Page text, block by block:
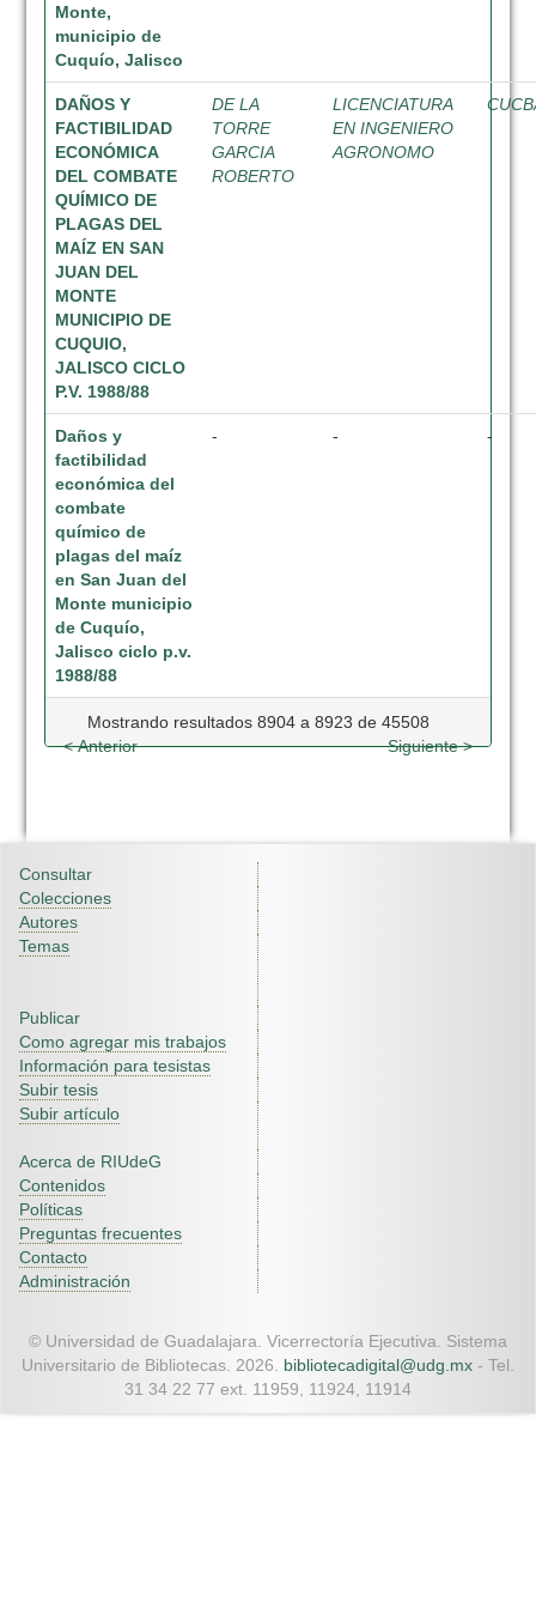
Monte,
municipio de
Cuquío, Jalisco
DAÑOS Y
FACTIBILIDAD
ECONÓMICA
DEL COMBATE
QUÍMICO DE
PLAGAS DEL
MAÍZ EN SAN
JUAN DEL
MONTE
MUNICIPIO DE
CUQUIO,
JALISCO CICLO
P.V. 1988/88
DE LA
TORRE
GARCIA
ROBERTO
LICENCIATURA
EN INGENIERO
AGRONOMO
Daños y
factibilidad
económica del
combate
químico de
plagas del maíz
en San Juan del
Monte municipio
de Cuquío,
Jalisco ciclo p.v.
1988/88
- - -
Mostrando resultados 8904 a 8923 de 45508
< Anterior
Siguiente >
Consultar
Colecciones
Autores
Temas
Publicar
Como agregar mis trabajos
Información para tesistas
Subir tesis
Subir artículo
Acerca de RIUdeG
Contenidos
Políticas
Preguntas frecuentes
Contacto
Administración
© Universidad de Guadalajara. Vicerrectoría Ejecutiva. Sistema
Universitario de Bibliotecas. 2026. bibliotecadigital@udg.mx - Tel.
31 34 22 77 ext. 11959, 11924, 11914